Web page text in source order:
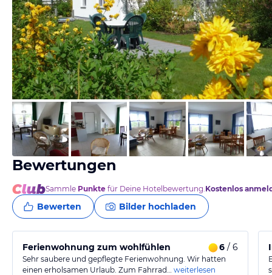
vom Hotelier, August 2012
Bewertungen
Sammle Punkte für Deine Hotelbewertung.Kostenlos
Bewerten Bilder hochladen
Ferienwohnung zum wohlfühlen 6 / 6
Sehr saubere und gepflegte Ferienwohnung. Wir hatten
einen erholsamen Urlaub. Zum Fahrrad… weiterlesen